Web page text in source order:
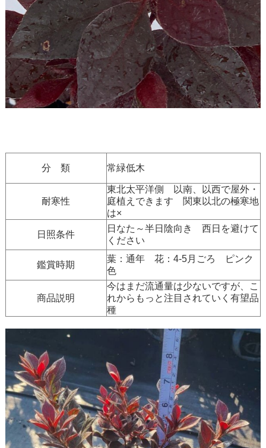
分 類 常緑低木
耐寒性
東北太平洋側 以南、以西で屋外・
庭植えできます 関東以北の極寒地
は×
日照条件
日なた～半日陰向き 西日を避けて
ください
鑑賞時期
葉：通年 花：4-5月ごろ ピンク
色
商品説明
今はまだ流通量は少ないですが、こ
れからもっと注目されていく有望品
種